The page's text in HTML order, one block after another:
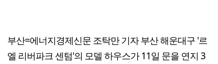
부산=에너지경제신문 조탁만 기자 부산 해운대구 '르
엘 리버파크 센텀'의 모델 하우스가 11일 문을 연지 3